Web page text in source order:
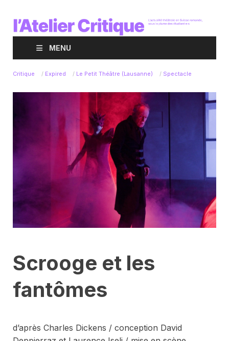
MENU
Critique / Expired / Le Petit Théâtre (Lausanne) / Spectacle
Scrooge et les
fantômes
d’après Charles Dickens / conception David